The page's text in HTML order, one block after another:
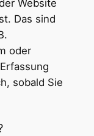
Website
Das sind
oder
sobald Sie